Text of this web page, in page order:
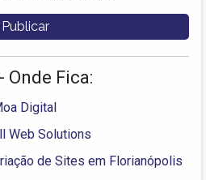
Onde Fica:
Digital
Web Solutions
de Sites em Florianópolis